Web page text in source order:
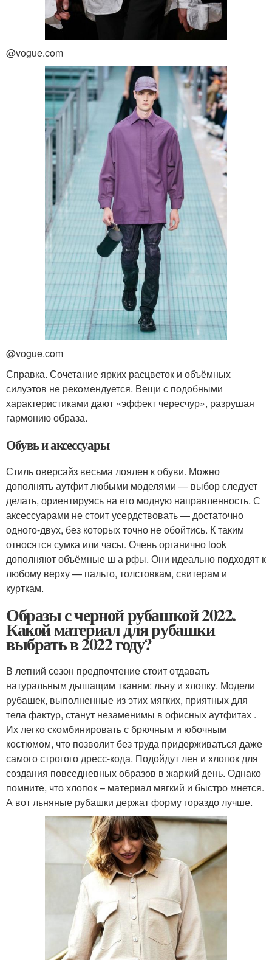
@vogue.com
@vogue.com
Справка. Сочетание ярких расцветок и объёмных
силуэтов не рекомендуется. Вещи с подобными
характеристиками дают «эффект чересчур», разрушая
гармонию образа.
Обувь и аксессуары
Стиль оверсайз весьма лоялен к обуви. Можно
дополнять аутфит любыми моделями — выбор следует
делать, ориентируясь на его модную направленность. С
аксессуарами не стоит усердствовать — достаточно
одного-двух, без которых точно не обойтись. К таким
относятся сумка или часы. Очень органично look
дополняют объёмные ш а рфы. Они идеально подходят к
любому верху — пальто, толстовкам, свитерам и
курткам.
Образы с черной рубашкой 2022.
Какой материал для рубашки
выбрать в 2022 году?
В летний сезон предпочтение стоит отдавать
натуральным дышащим тканям: льну и хлопку. Модели
рубашек, выполненные из этих мягких, приятных для
тела фактур, станут незаменимы в офисных аутфитах .
Их легко скомбинировать с брючным и юбочным
костюмом, что позволит без труда придерживаться даже
самого строгого дресс-кода. Подойдут лен и хлопок для
создания повседневных образов в жаркий день. Однако
помните, что хлопок – материал мягкий и быстро мнется.
А вот льняные рубашки держат форму гораздо лучше.